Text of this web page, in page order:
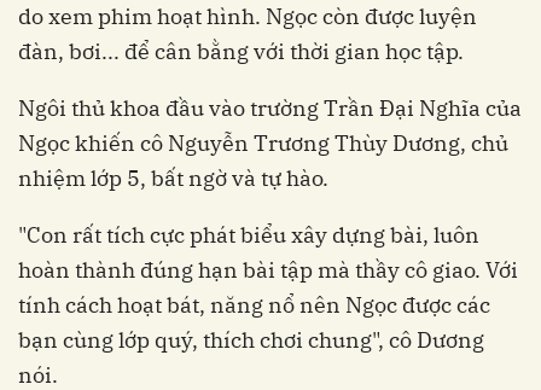
do xem phim hoạt hình. Ngọc còn được luyện
đàn, bơi... để cân bằng với thời gian học tập.
Ngôi thủ khoa đầu vào trường Trần Đại Nghĩa của
Ngọc khiến cô Nguyễn Trương Thùy Dương, chủ
nhiệm lớp 5, bất ngờ và tự hào.
"Con rất tích cực phát biểu xây dựng bài, luôn
hoàn thành đúng hạn bài tập mà thầy cô giao. Với
tính cách hoạt bát, năng nổ nên Ngọc được các
bạn cùng lớp quý, thích chơi chung", cô Dương
nói.